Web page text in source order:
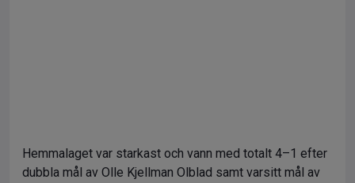
Hemmalaget var starkast och vann med totalt 4–1 efter
dubbla mål av Olle Kjellman Olblad samt varsitt mål av